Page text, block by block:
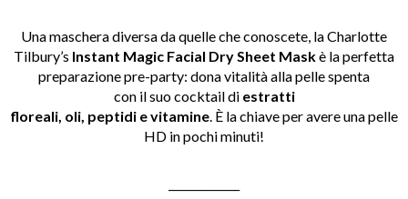
Una maschera diversa da quelle che conoscete, la Charlotte
Tilbury’s Instant Magic Facial Dry Sheet Maskè la perfetta
preparazione pre-party: dona vitalità alla pelle spenta
con il suo cocktail di estratti
floreali, oli, peptidi e vitamine. È la chiave per avere una pelle
HD in pochi minuti!